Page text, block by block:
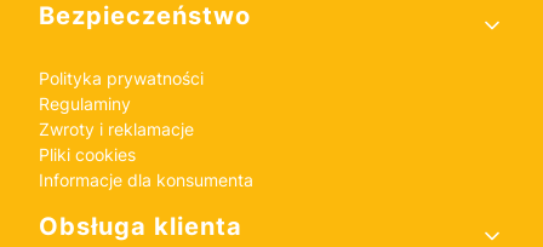
Bezpieczeństwo
Polityka prywatności
Regulaminy
Zwroty i reklamacje
Pliki cookies
Informacje dla konsumenta
Obsługa klienta